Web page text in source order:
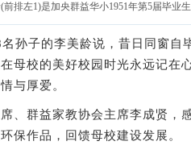
前排左1)是加央群益华小1951年第5届毕业
子的李美龄说，昔日同窗自
母校的美好校园时光永远记在
与厚爱。
群益家教协会主席李成贤，
保作品，回馈母校建设发展。